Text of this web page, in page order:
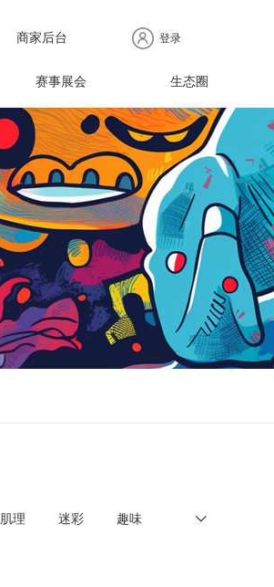
商家后台 登录
赛事展会
行业
协会
时装
周
时尚
赛事
行业
展会
生态圈
肌理 迷彩 趣味